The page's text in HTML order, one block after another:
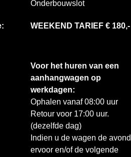
Onderbouwslot
WEEKEND TARIEF € 180,-
Voor het huren van een
aanhangwagen op
werkdagen:
Ophalen vanaf 08:00 uur
Retour voor 17:00 uur.
(dezelfde dag)
Indien u de wagen de avond
ervoor en/of de volgende